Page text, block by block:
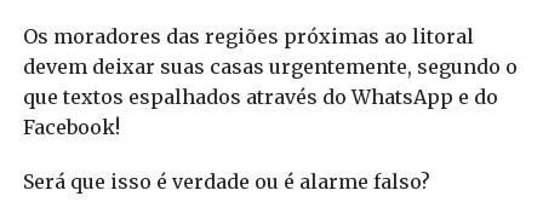
Os moradores das regiões próximas ao litoral
devem deixar suas casas urgentemente, segundo o
que textos espalhados através do WhatsApp e do
Facebook!
Será que isso é verdade ou é alarme falso?